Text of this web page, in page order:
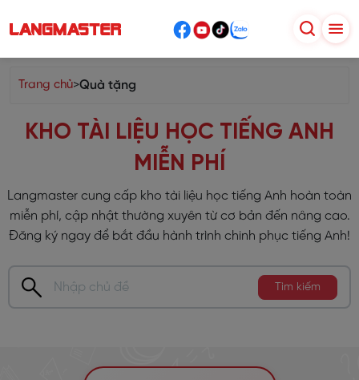
Trang chủ>Quà tặng
KHO TÀI LIỆU HỌC TIẾNG ANH
MIỄN PHÍ
Langmaster cung cấp kho tài liệu học tiếng Anh hoàn toàn
miễn phí, cập nhật thường xuyên từ cơ bản đến nâng cao.
Đăng ký ngay để bắt đầu hành trình chinh phục tiếng Anh!
Tìm kiếm